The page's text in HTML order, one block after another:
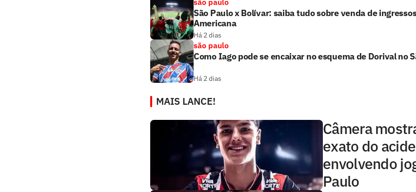
são paulo
São Paulo x Bolívar: saiba tudo sobre venda de
Americana
Há 2 dias
são paulo
Como Iago pode se encaixar no esquema de Dorival no
Há 2 dias
MAIS LANCE!
Câmera
exato do
envolvendo
Paulo